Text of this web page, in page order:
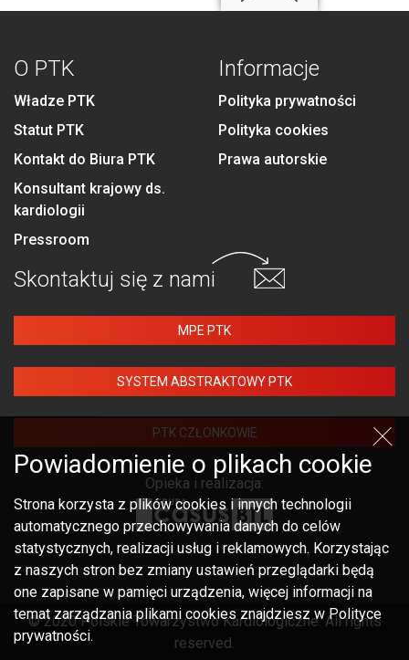
O PTK
Władze PTK
Statut PTK
Kontakt do Biura PTK
Konsultant krajowy ds.
kardiologii
Pressroom
Informacje
Polityka prywatności
Polityka cookies
Prawa autorskie
Skontaktuj się z nami
MPE PTK
SYSTEM ABSTRAKTOWY PTK
PTK CZŁONKOWIE
Opieka i realizacja:
© 2020 Polskie Towarzystwo Kardiologiczne. All rights
reserved.
Powiadomienie o plikach cookie
Strona korzysta z plików cookies i innych technologii
automatycznego przechowywania danych do celów
statystycznych, realizacji usług i reklamowych. Korzystając
z naszych stron bez zmiany ustawień przeglądarki będą
one zapisane w pamięci urządzenia, więcej informacji na
temat zarządzania plikami cookies znajdziesz w Polityce
prywatności.